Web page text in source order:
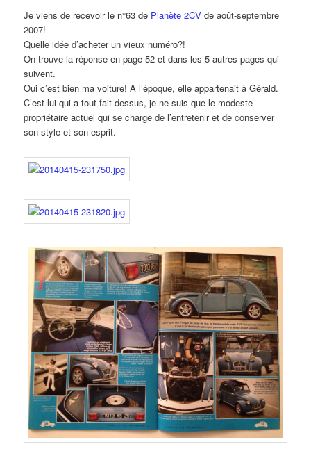
Je viens de recevoir le n°63 de Planète 2CV de août-septembre
2007!
Quelle idée d’acheter un vieux numéro?!
On trouve la réponse en page 52 et dans les 5 autres pages qui
suivent.
Oui c’est bien ma voiture! A l’époque, elle appartenait à Gérald.
C’est lui qui a tout fait dessus, je ne suis que le modeste
propriétaire actuel qui se charge de l’entretenir et de conserver
son style et son esprit.